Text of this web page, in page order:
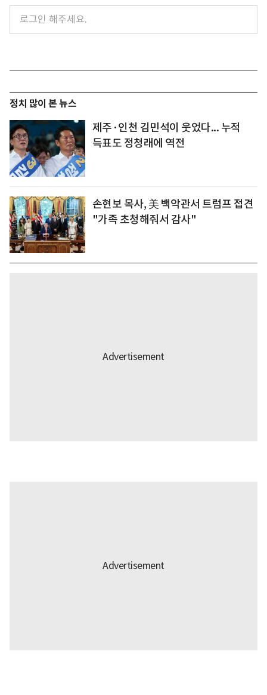
정치 많이 본 뉴스
제주·인천 김민석이 웃었다... 누적
득표도 정청래에 역전
손현보 목사, 美 백악관서 트럼프 접견
"가족 초청해줘서 감사"